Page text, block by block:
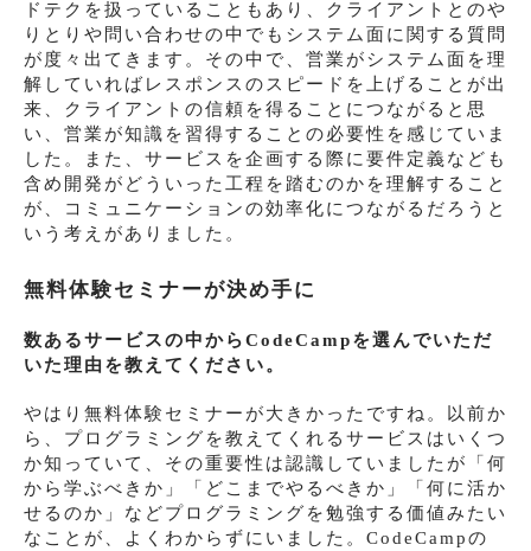
ドテクを扱っていることもあり、クライアントとのや
りとりや問い合わせの中でもシステム面に関する質問
が度々出てきます。その中で、営業がシステム面を理
解していればレスポンスのスピードを上げることが出
来、クライアントの信頼を得ることにつながると思
い、営業が知識を習得することの必要性を感じていま
した。また、サービスを企画する際に要件定義なども
含め開発がどういった工程を踏むのかを理解すること
が、コミュニケーションの効率化につながるだろうと
いう考えがありました。
無料体験セミナーが決め手に
数あるサービスの中からCodeCampを選んでいただ
いた理由を教えてください。
やはり無料体験セミナーが大きかったですね。以前か
ら、プログラミングを教えてくれるサービスはいくつ
か知っていて、その重要性は認識していましたが「何
から学ぶべきか」「どこまでやるべきか」「何に活か
せるのか」などプログラミングを勉強する価値みたい
なことが、よくわからずにいました。CodeCampの